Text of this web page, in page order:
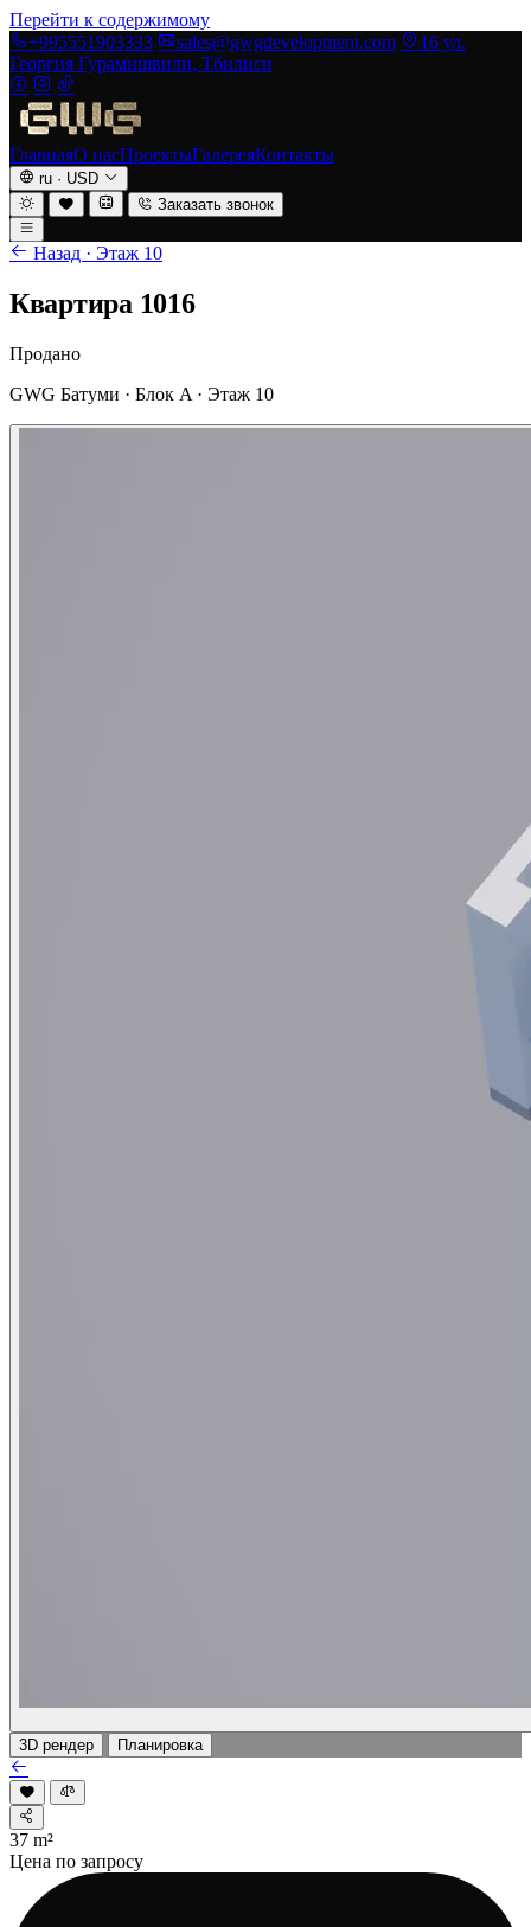
Перейти к содержимому
+995551903333
sales@gwgdevelopment.com
16 ул.
Георгия Гурамишвили, Тбилиси
ГлавнаяО насПроектыГалереяКонтакты
ru · USD
Заказать звонок
Назад · Этаж 10
Квартира 1016
Продано
GWG Батуми · Блок A · Этаж 10
3D рендер Планировка
37 m²
Цена по запросу